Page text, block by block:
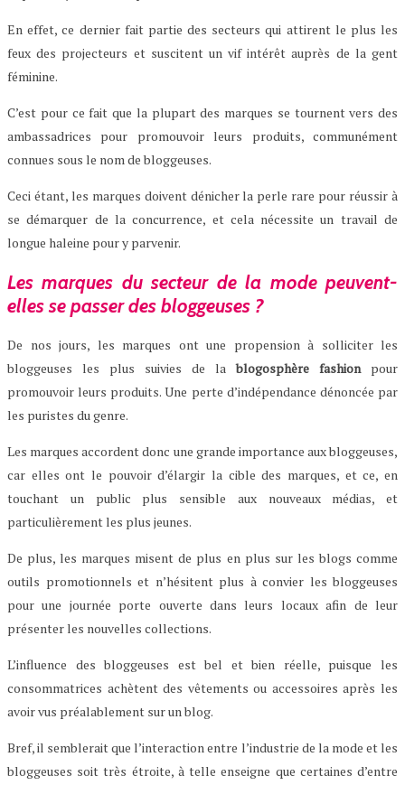
En effet, ce dernier fait partie des secteurs qui attirent le plus les
feux des projecteurs et suscitent un vif intérêt auprès de la gent
féminine.
C’est pour ce fait que la plupart des marques se tournent vers des
ambassadrices pour promouvoir leurs produits, communément
connues sous le nom de bloggeuses.
Ceci étant, les marques doivent dénicher la perle rare pour réussir à
se démarquer de la concurrence, et cela nécessite un travail de
longue haleine pour y parvenir.
Les marques du secteur de la mode peuvent-
elles se passer des bloggeuses ?
De nos jours, les marques ont une propension à solliciter les
bloggeuses les plus suivies de lablogosphère fashionpour
promouvoir leurs produits. Une perte d’indépendance dénoncée par
les puristes du genre.
Les marques accordent donc une grande importance aux bloggeuses,
car elles ont le pouvoir d’élargir la cible des marques, et ce, en
touchant un public plus sensible aux nouveaux médias, et
particulièrement les plus jeunes.
De plus, les marques misent de plus en plus sur les blogs comme
outils promotionnels et n’hésitent plus à convier les bloggeuses
pour une journée porte ouverte dans leurs locaux afin de leur
présenter les nouvelles collections.
L’influence des bloggeuses est bel et bien réelle, puisque les
consommatrices achètent des vêtements ou accessoires après les
avoir vus préalablement sur un blog.
Bref, il semblerait que l’interaction entre l’industrie de la mode et les
bloggeuses soit très étroite, à telle enseigne que certaines d’entre